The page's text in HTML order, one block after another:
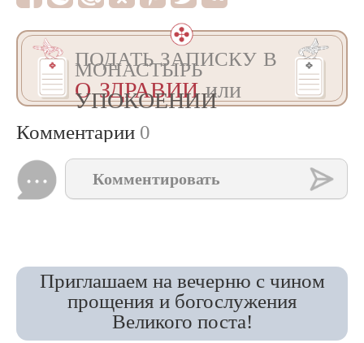
ПОДАТЬ ЗАПИСКУ В
МОНАСТЫРЬ
О ЗДРАВИИили
УПОКОЕНИИ
Комментарии 0
Комментировать
Приглашаем на вечерню с чином
прощения и богослужения
Великого поста!